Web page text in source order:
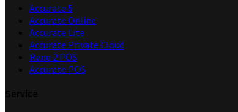
Accurate 5
Accurate Online
Accurate Lite
Accurate Private Cloud
Rene 2 POS
Accurate POS